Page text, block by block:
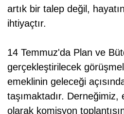
artık bir talep değil,
ihtiyaçtır.
14 Temmuz'da Plan ve
gerçekleştirilecek
emeklinin geleceği
taşımaktadır. Derneğimiz,
olarak komisyon